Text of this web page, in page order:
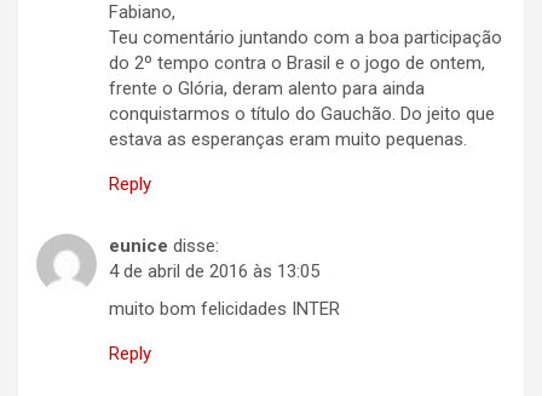
Fabiano,
Teu comentário juntando com a boa participação
do 2º tempo contra o Brasil e o jogo de ontem,
frente o Glória, deram alento para ainda
conquistarmos o título do Gauchão. Do jeito que
estava as esperanças eram muito pequenas.
Reply
eunice disse:
4 de abril de 2016 às 13:05
muito bom felicidades INTER
Reply